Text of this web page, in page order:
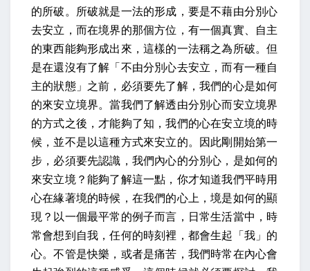
的所破。所破就是一法的形成，要是不藉由分別心
去安立，而在境界的那個方位，有一個真實、自主
的東西能夠形成出來，這樣的一法稱之為所破。但
是在還沒有了解「不由分別心去安立，而有一種自
主的狀態」之前，必須要先了解，我們的心是如何
的來安立境界。當我們了解透由分別心而安立境界
的方式之後，才能夠了知，我們的心在安立境的時
候，並不是以這種方式來安立的。因此剛開始第一
步，必須要先認識，我們內心的分別心，是如何的
來安立境？能夠了解這一點，你才知道我們平時用
心在緣著境的時候，在我們的心上，境是如何的顯
現？以一個最平常的例子而言，日常生活當中，時
常會想到自我，任何的時刻裡，都會生起「我」的
心。不管是快樂，或者是痛苦，我們時常在內心會